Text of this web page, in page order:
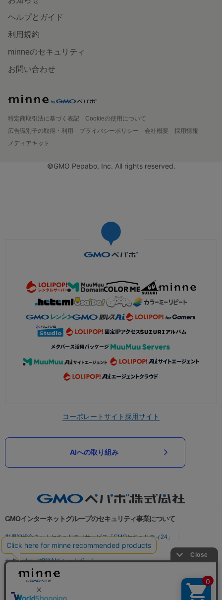
ヘルプとガイド
利用規約
minneのセキュリティ
お問い合わせ
特定商取引法に基づく表記
Cookieの使用について
広告識別子の取得・利用
プライバシーポリシー 会社概要
採用情報
メディアキット
©GMO Pepabo, Inc. All rights reserved.
コーポレートサイト採用サイト
AIへの取り組み
GMOインターネットグループのセキュリティ事業について
世界初総合ネットセキュリティサービス「GMOセキュリティ24」
パスワード漏洩診断
Webサイトリスク診断
セキュリティ相談AIチャットボット
実在証明・盗聴対策
サイバー攻撃対策（GMO Flatt Security）